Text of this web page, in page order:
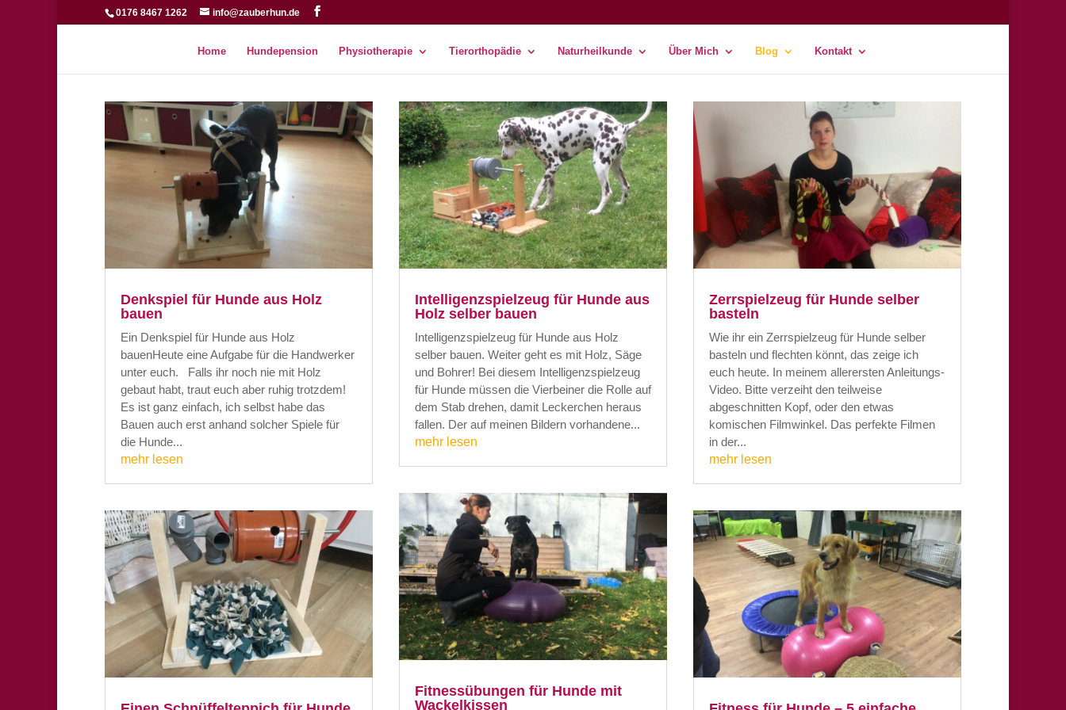
0176 8467 1262 info@zauberhun.de
Home Hundepension Physiotherapie Tierorthopädie Naturheilkunde Über Mich Blog Kontakt
Denkspiel für Hunde aus Holz
bauen
Ein Denkspiel für Hunde aus Holz
bauenHeute eine Aufgabe für die Handwerker
unter euch. Falls ihr noch nie mit Holz
gebaut habt, traut euch aber ruhig trotzdem!
Es ist ganz einfach, ich selbst habe das
Bauen auch erst anhand solcher Spiele für
die Hunde...
mehr lesen
Intelligenzspielzeug für Hunde aus
Holz selber bauen
Intelligenzspielzeug für Hunde aus Holz
selber bauen. Weiter geht es mit Holz, Säge
und Bohrer! Bei diesem Intelligenzspielzeug
für Hunde müssen die Vierbeiner die Rolle auf
dem Stab drehen, damit Leckerchen heraus
fallen. Der auf meinen Bildern vorhandene...
mehr lesen
Fitnessübungen für Hunde mit
Wackelkissen
Zerrspielzeug für Hunde selber
basteln
Wie ihr ein Zerrspielzeug für Hunde selber
basteln und flechten könnt, das zeige ich
euch heute. In meinem allerersten Anleitungs-
Video. Bitte verzeiht den teilweise
abgeschnitten Kopf, oder den etwas
komischen Filmwinkel. Das perfekte Filmen
in der...
mehr lesen